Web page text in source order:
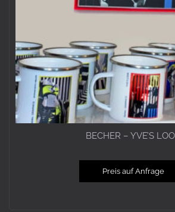
BECHER – YVE’S
Preis auf Anfrage